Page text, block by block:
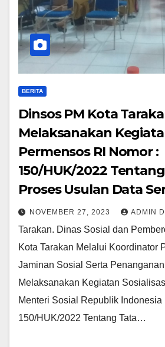
BERITA
Dinsos PM Kota
Melaksanakan
Permensos RI Nomor :
150/HUK/2022
Proses Usulan Data
Dan Validasi
NOVEMBER 27, 2023 ADMIN
Tarakan. Dinas Sosial dan
Kota Tarakan Melalui Koordinator
Jaminan Sosial Serta
Melaksanakan Kegiatan
Menteri Sosial Republik Indonesia
150/HUK/2022 Tentang Tata…